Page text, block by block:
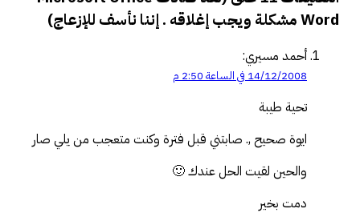
Word مشكلة ويجب إغلاقه . إننا نأسف للإزعاج)
أحمد مسيري:
14/12/2008 في الساعة 2:50 م
تحية طيبة
ايوة صحيح ,. صابتني قبل فترة وكنت متعجب من يلي صار
والحين لقيت الحل عندك 🙂
دمت بخير